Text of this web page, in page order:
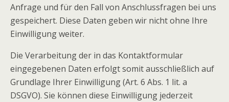
Anfrage und für den Fall von Anschlussfragen bei uns
gespeichert. Diese Daten geben wir nicht ohne Ihre
Einwilligung weiter.
Die Verarbeitung der in das Kontaktformular
eingegebenen Daten erfolgt somit ausschließlich auf
Grundlage Ihrer Einwilligung (Art. 6 Abs. 1 lit. a
DSGVO). Sie können diese Einwilligung jederzeit